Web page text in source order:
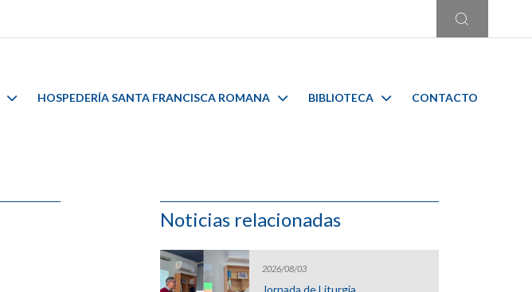
HOSPEDERÍA SANTA FRANCISCA ROMANA BIBLIOTECA CONTACTO
Noticias relacionadas
2026/08/03
Jornada de Liturgia